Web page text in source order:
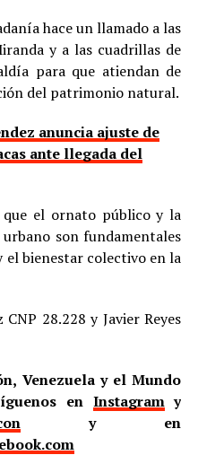
hace un llamado a las
y a las cuadrillas de
para que atiendan de
del patrimonio natural.
anuncia ajuste de
ante llegada del
que el ornato público y la
son fundamentales
bienestar colectivo en la
28.228 y Javier Reyes
Venezuela y el Mundo
en Instagramy
y en